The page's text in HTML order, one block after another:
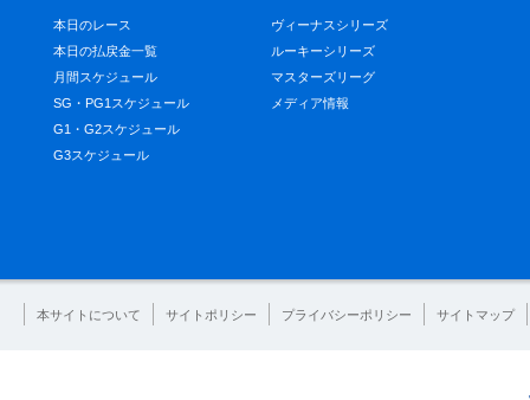
本日のレース
本日の払戻金一覧
月間スケジュール
SG・PG1スケジュール
G1・G2スケジュール
G3スケジュール
ヴィーナスシリーズ
ルーキーシリーズ
マスターズリーグ
メディア情報
本サイトについて サイトポリシー プライバシーポリシー サイトマップ